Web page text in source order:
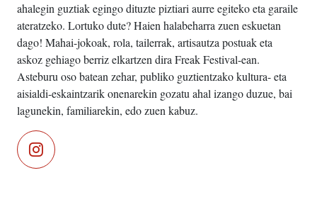
ahalegin guztiak egingo dituzte piztiari aurre egiteko eta garaile
ateratzeko. Lortuko dute? Haien halabeharra zuen eskuetan
dago! Mahai-jokoak, rola, tailerrak, artisautza postuak eta
askoz gehiago berriz elkartzen dira Freak Festival-ean.
Asteburu oso batean zehar, publiko guztientzako kultura- eta
aisialdi-eskaintzarik onenarekin gozatu ahal izango duzue, bai
lagunekin, familiarekin, edo zuen kabuz.